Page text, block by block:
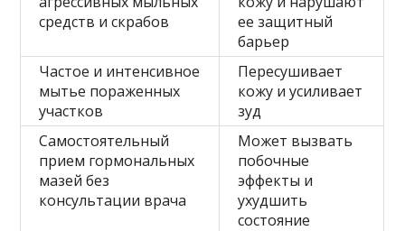
средств и скрабов
ее защитный
барьер
Частое и интенсивное
мытье пораженных
участков
Пересушивает
кожу и усиливает
зуд
Самостоятельный
прием гормональных
мазей без
консультации врача
Может вызвать
побочные
эффекты и
ухудшить
состояние